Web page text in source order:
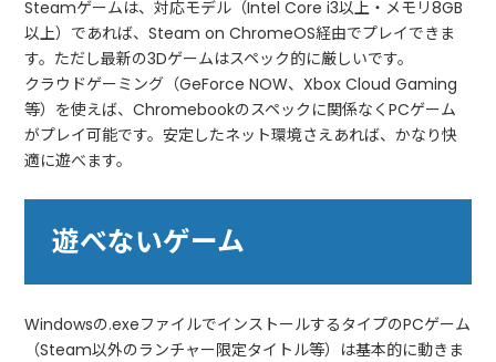
Steamゲームは、対応モデル（Intel Core i3以上・メモリ8GB
以上）であれば、Steam on ChromeOS経由でプレイできま
す。ただし最新の3Dゲームはスペック的に厳しいです。
クラウドゲーミング（GeForce NOW、Xbox Cloud Gaming
等）を使えば、Chromebookのスペックに関係なくPCゲーム
がプレイ可能です。安定したネット環境さえあれば、かなり快
適に遊べます。
遊べないゲーム
Windowsの.exeファイルでインストールするタイプのPCゲーム
（Steam以外のランチャー限定タイトル等）は基本的に動きま